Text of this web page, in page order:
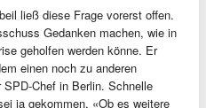
ließ diese Frage vorerst offen.
Gedanken machen, wie in
geholfen werden könne. Er
einen noch zu anderen
Chef in Berlin. Schnelle
ja gekommen. «Ob es weitere